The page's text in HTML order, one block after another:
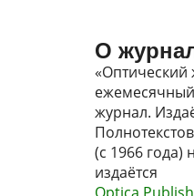
О
«Оптический
журнал.
(с 1966 года)
издаётся